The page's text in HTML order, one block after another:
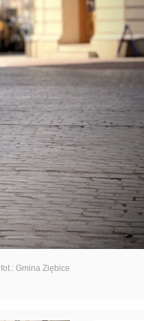
fot.: Gmina Ziębice